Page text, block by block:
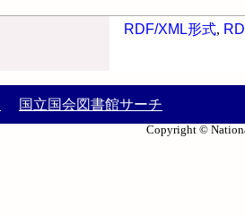
RDF/XML形式,
国立国会図書館サーチ
Copyright ©